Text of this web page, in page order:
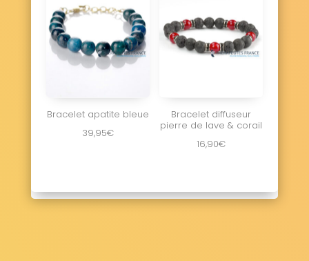
Bracelet apatite bleue
39,95€
Bracelet diffuseur
pierre de lave & corail
16,90€